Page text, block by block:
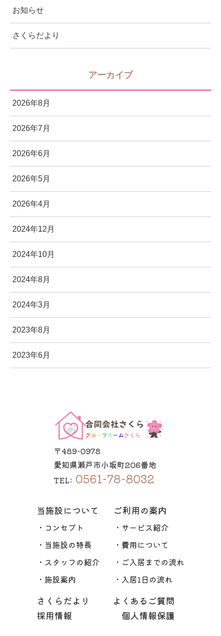
お知らせ
さくらだより
アーカイブ
2026年8月
2026年7月
2026年6月
2026年5月
2026年4月
2024年12月
2024年10月
2024年8月
2024年3月
2023年8月
2023年6月
〒489-0978
愛知県瀬戸市小坂町206番地
TEL: 0561-78-8032
当施設について
・コンセプト
・当施設の特長
・スタッフの紹介
・施設案内
ご利用の案内
・サービス紹介
・費用について
・ご入居までの流れ
・入居1日の流れ
さくらだより
よくあるご質問
採用情報
個人情報保護